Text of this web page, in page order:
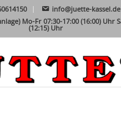
info@juette-kassel.de
Mo-Fr 07:30-17:00 (16:00) Uhr
(12:15) Uhr